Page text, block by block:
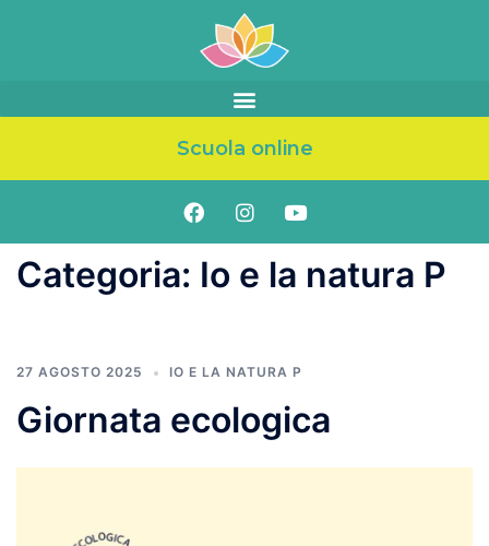
Scuola online
Categoria: Io e la natura P
27 AGOSTO 2025 IO E LA NATURA P
Giornata ecologica